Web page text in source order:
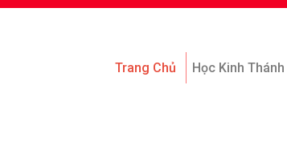
Trang Chủ Học Kinh Thánh